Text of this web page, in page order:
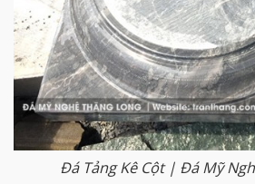
Đá Tảng Kê Cột | Đá Mỹ